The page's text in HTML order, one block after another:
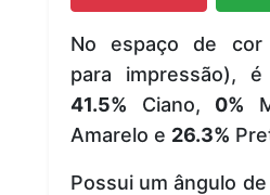
No espaço de cor
para impressão),
41.5% Ciano, 0%
Amarelo e 26.3%
Possui um ângulo